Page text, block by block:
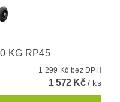
KG RP45
1 299 Kč bez DPH
1 572 Kč/ ks